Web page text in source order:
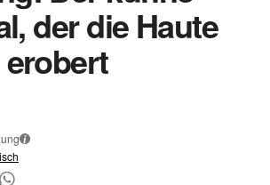
der die Haute
i